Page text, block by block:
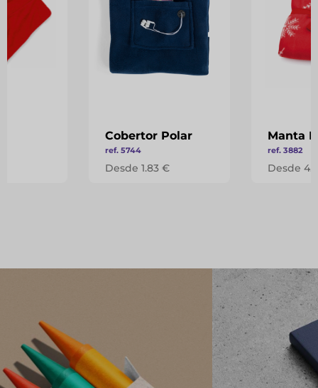
Cobertor Polar
ref. 5744
Desde 1.83 €
Manta
ref. 3882
Desde